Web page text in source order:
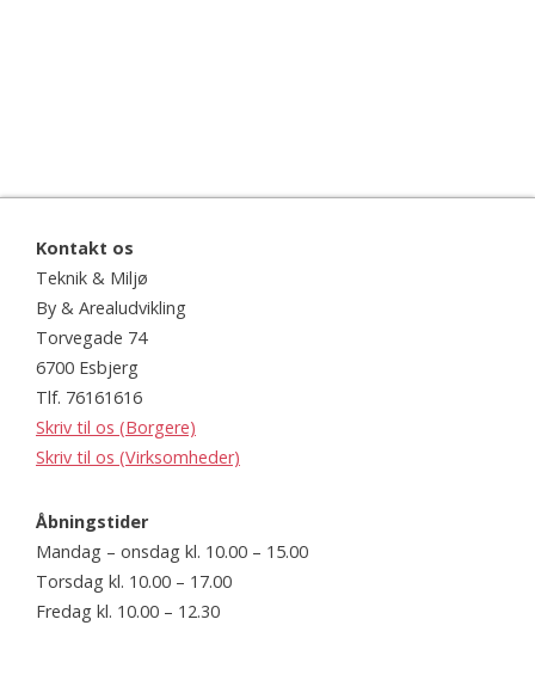
Kontakt os
Teknik & Miljø
By & Arealudvikling
Torvegade 74
6700 Esbjerg
Tlf. 76161616
Skriv til os (Borgere)
Skriv til os (Virksomheder)
Åbningstider
Mandag – onsdag kl. 10.00 – 15.00
Torsdag kl. 10.00 – 17.00
Fredag kl. 10.00 – 12.30